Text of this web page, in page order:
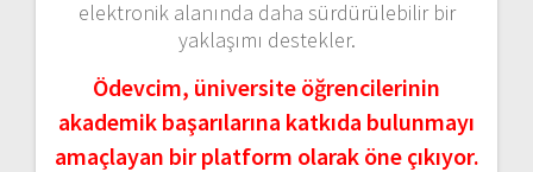
elektronik alanında daha sürdürülebilir bir
yaklaşımı destekler.
Ödevcim, üniversite öğrencilerinin
akademik başarılarına katkıda bulunmayı
amaçlayan bir platform olarak öne çıkıyor.